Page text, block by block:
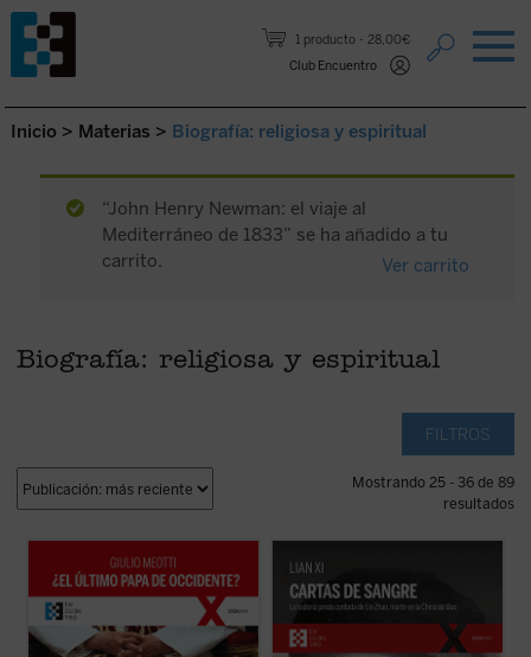
1 producto
28,00€
Club Encuentro
Saltar al contenido.
Inicio > Materias > Biografía: religiosa y espiritual
“John Henry Newman: el viaje al
Mediterráneo de 1833” se ha añadido a tu
carrito.
Ver carrito
Biografía: religiosa y espiritual
FILTROS
Mostrando 25 - 36 de 89
resultados
«Joseph Ratzinger ha sido, como Meotti lo
describe, un coloso, finalmente 'derrotado'
en sus esfuerzos por salvar a la
civilización occidental, pero que ha dejado
detrás de sí los códigos que aún pueden
permitir a la humanidad arreglar las ...
(ver
ficha)
Zhao, una poeta y periodista china
arrestada por el régimen de Mao en 1960 y
ejecutada en la cúspide de la Revolución
dictadura maoísta, mantuvo una ...
(ver
ficha)